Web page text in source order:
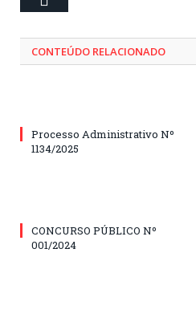
CONTEÚDO RELACIONADO
Processo Administrativo Nº
1134/2025
CONCURSO PÚBLICO Nº
001/2024